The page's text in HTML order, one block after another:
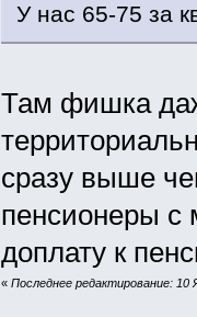
У нас 65-75 за
Там фишка
сразу выше
пенсионеры с
доплату к
« Последнее редактирование: 10